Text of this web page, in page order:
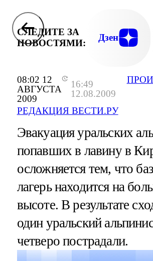
08:02 12
АВГУСТА
2009
16:49
12.08.2009
РЕДАКЦИЯ ВЕСТИ.РУ
СЛЕДИТЕ ЗА
НОВОСТЯМИ:
Дзен
Эвакуация уральских
попавших в лавину в
осложняется тем, что
лагерь находится на
высоте. В результате
один уральский
четверо пострадали.